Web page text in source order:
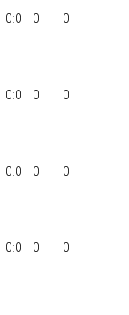
0:0 0 0
0:0 0 0
0:0 0 0
0:0 0 0